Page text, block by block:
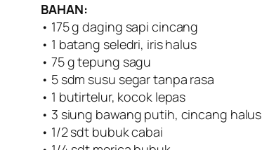
BAHAN:
• 175 g daging sapi cincang
• 1 batang seledri, iris halus
• 75 g tepung sagu
• 5 sdm susu segar tanpa rasa
• 1 butirtelur, kocok lepas
• 3 siung bawang putih, cincang halus
• 1/2 sdt bubuk cabai